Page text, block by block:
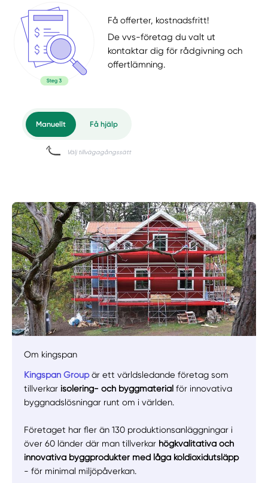
Få offerter, kostnadsfritt!
De vvs-företag du valt ut
kontaktar dig för rådgivning och
offertlämning.
Manuellt Få hjälp
Välj tillvägagångssätt
Om kingspan
Kingspan Groupär ett världsledande företag som
tillverkar isolering- och byggmaterial för innovativa
byggnadslösningar runt om i världen.
Företaget har fler än 130 produktionsanläggningar i
över 60 länder där man tillverkar högkvalitativa och
innovativa byggprodukter med låga koldioxidutsläpp
- för minimal miljöpåverkan.